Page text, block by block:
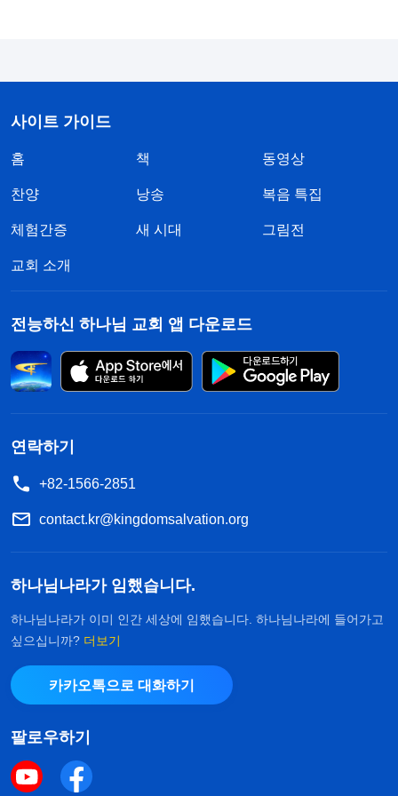
매끄럽고 진리를 조금도 깨닫지 못했고 분별력이 없
는 사람들이다.
』(＜말씀ㆍ4권 적그리스도를 폭로하다
ㆍ제8조 그는 사람들이 진리와 하나님이 아닌 오직 자신에
에게 대조해 보지 않았습니다. 이제서야 제가 지닌
게 됐죠. 처음 리더가 됐을 때, 저는 마샤 자매가 최선
을 다하고 책임감이 있는 사람이라고 생각하면서 기
쁜 마음으로 그녀에게 업무를 배분해 주었습니다. 하
지만 형제자매들이 마샤 자매를 높이 평가하고 일이
생길 때마다 그녀를 찾아가게 되자, 또 그녀가 저를
통하지 않고 혼자 처리하는 일들이 생겨나자 마샤 자
그녀가 제 지위에 위협이 된다고 생각해서 더 많은
사역의 경우, 마샤 자매 담당이 분명한데도 저는 그
녀가 그 사역을 하지 못하게 하려 했습니다. 그녀가
그 일을 잘 해내서 형제자매들이 그녀를 더 존경하게
되면 저는 상대적으로 못나 보일까 봐 걱정했죠. 또
저는 윗선 리더가 마샤 자매에게 더 많은 본분 이행
의 기회를 주지 않도록 유도했습니다. 제가 드러낸
것들을 돌이켜 보니 정말 인성이라고는 찾아볼 수도
없었습니다. 그건 명백히 제 지위를 지키고 저와 다
사이트 가이드
홈 책 동영상
찬양 낭송 복음 특집
체험간증 새 시대 그림전
교회 소개
전능하신 하나님 교회 앱 다운로드
연락하기
+82-1566-2851
contact.kr@kingdomsalvation.org
하나님나라가 임했습니다.
하나님나라가 이미 인간 세상에 임했습니다. 하나님나라에 들어가고
싶으십니까? 더보기
카카오톡으로 대화하기
팔로우하기
우리 사이트에 오신 당신은 행운아입니다. 주님
삶을 살 수 있는 방법을 찾게 될 것이니 하나님의
겠습니까?